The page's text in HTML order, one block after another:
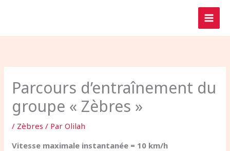
Parcours d’entraînement du
groupe « Zèbres »
/ Zèbres / ParOlilah
Vitesse maximale instantanée = 10 km/h